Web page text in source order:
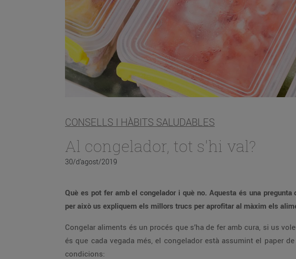
CONSELLS I HÀBITS SALUDABLES
Al congelador, tot s'hi val?
30/d’agost/2019
Què es pot fer amb el congelador i què no. Aquesta és una
per això us expliquem els millors trucs per aprofitar al màxim els
Congelar aliments és un procés que s’ha de fer amb cura, si us
és que cada vegada més, el congelador està assumint el paper
condicions: